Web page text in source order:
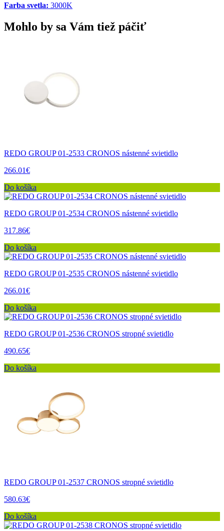
Farba svetla: 3000K
Mohlo by sa Vám tiež páčiť
REDO GROUP 01-2533 CRONOS nástenné svietidlo
266.01€
Do košíka
REDO GROUP 01-2534 CRONOS nástenné svietidlo
317.86€
Do košíka
REDO GROUP 01-2535 CRONOS nástenné svietidlo
266.01€
Do košíka
REDO GROUP 01-2536 CRONOS stropné svietidlo
490.65€
Do košíka
REDO GROUP 01-2537 CRONOS stropné svietidlo
580.63€
Do košíka